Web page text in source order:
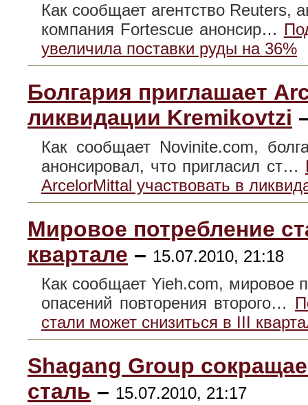
Как сообщает агентство Reuters,
компания Fortescue анонсир…
увеличила поставки руды на 36%
Болгария приглашает
ликвидации Kremikovtzi
Как сообщает Novinite.com,
анонсировал, что пригласил ст…
ArcelorMittal участвовать в
Мировое потребление
квартале – 15.07.2010, 21:18
Как сообщает Yieh.com, мировое
опасений повторения второго…
стали может снизиться в III
Shagang Group
сталь – 15.07.2010, 21:17